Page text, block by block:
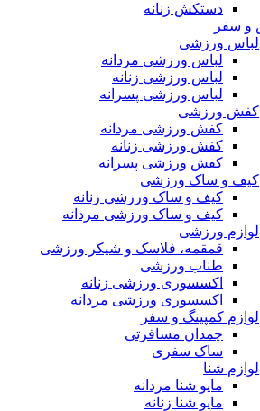
دستکش زنانه
و سفر
لباس ورزشی
لباس ورزشی مردانه
لباس ورزشی زنانه
لباس ورزشی پسرانه
کفش ورزشی
کفش ورزشی مردانه
کفش ورزشی زنانه
کفش ورزشی پسرانه
کیف و ساک ورزشی
کیف و ساک ورزشی زنانه
کیف و ساک ورزشی مردانه
لوازم ورزشی
قمقمه، فلاسک و شیکر ورزشی
طناب ورزشی
اکسسوری ورزشی زنانه
اکسسوری ورزشی مردانه
لوازم کمپینگ و سفر
چمدان مسافرتی
ساک سفری
لوازم شنا
مایو شنا مردانه
مایو شنا زنانه